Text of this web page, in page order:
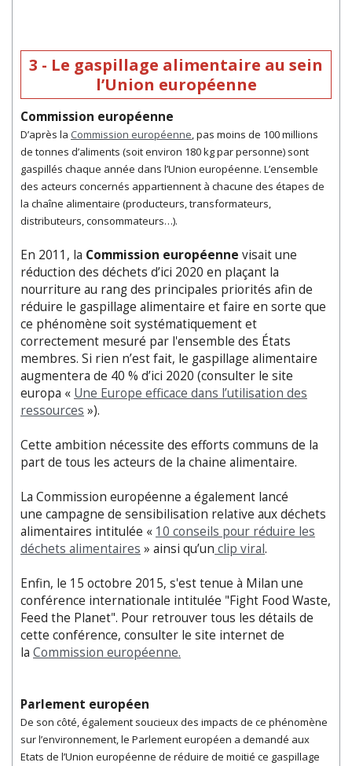
3 - Le gaspillage alimentaire au sein
l’Union européenne
Commission européenne
D’après la Commission européenne, pas moins de 100 millions
de tonnes d’aliments (soit environ 180 kg par personne) sont
gaspillés chaque année dans l’Union européenne. L’ensemble
des acteurs concernés appartiennent à chacune des étapes de
la chaîne alimentaire (producteurs, transformateurs,
distributeurs, consommateurs…).
En 2011, la Commission européenne visait une
réduction des déchets d’ici 2020 en plaçant la
nourriture au rang des principales priorités afin de
réduire le gaspillage alimentaire et faire en sorte que
ce phénomène soit systématiquement et
correctement mesuré par l'ensemble des États
membres. Si rien n’est fait, le gaspillage alimentaire
augmentera de 40 % d’ici 2020 (consulter le site
europa « Une Europe efficace dans l’utilisation des
ressources »).
Cette ambition nécessite des efforts communs de la
part de tous les acteurs de la chaine alimentaire.
La Commission européenne a également lancé
une campagne de sensibilisation relative aux déchets
alimentaires intitulée « 10 conseils pour réduire les
déchets alimentaires » ainsi qu’un clip viral.
Enfin, le 15 octobre 2015, s'est tenue à Milan une
conférence internationale intitulée "Fight Food Waste,
Feed the Planet". Pour retrouver tous les détails de
cette conférence, consulter le site internet de
la Commission européenne.
Parlement européen
De son côté, également soucieux des impacts de ce phénomène
sur l’environnement, le Parlement européen a demandé aux
Etats de l’Union européenne de réduire de moitié ce gaspillage